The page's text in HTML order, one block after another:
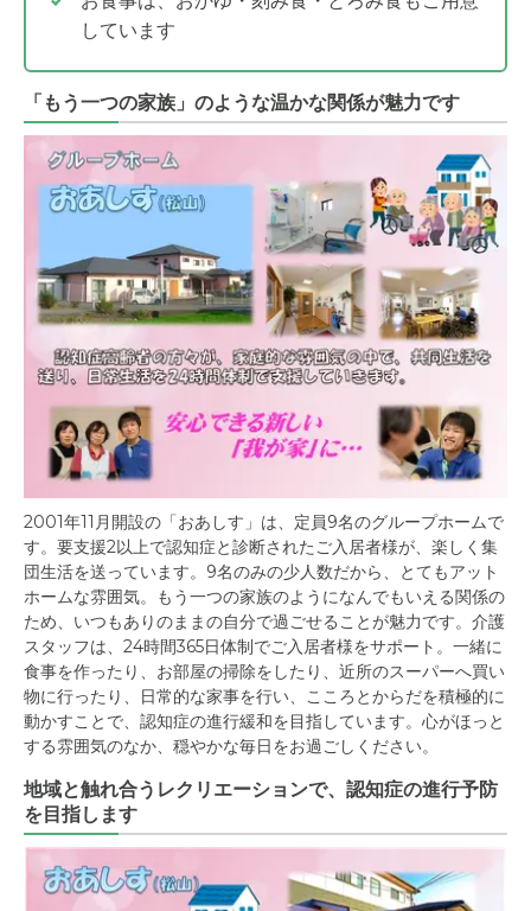
しています
「もう一つの家族」のような温かな関係が魅力です
2001年11月開設の「おあしす」は、定員9名のグループホームで
す。要支援2以上で認知症と診断されたご入居者様が、楽しく集
団生活を送っています。9名のみの少人数だから、とてもアット
ホームな雰囲気。もう一つの家族のようになんでもいえる関係の
ため、いつもありのままの自分で過ごせることが魅力です。介護
スタッフは、24時間365日体制でご入居者様をサポート。一緒に
食事を作ったり、お部屋の掃除をしたり、近所のスーパーへ買い
物に行ったり、日常的な家事を行い、こころとからだを積極的に
動かすことで、認知症の進行緩和を目指しています。心がほっと
する雰囲気のなか、穏やかな毎日をお過ごしください。
地域と触れ合うレクリエーションで、認知症の進行予防
を目指します